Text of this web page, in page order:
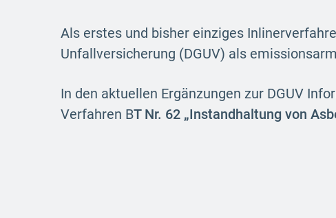
Als erstes und bisher einziges
Unfallversicherung (DGUV) als
In den aktuellen Ergänzungen zur DGUV
Verfahren BT Nr. 62 „Instandhaltung von